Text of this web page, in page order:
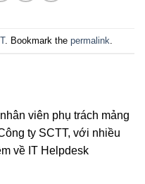
. Bookmark the permalink
viên phụ trách mảng
ty SCTT, với nhiều
về IT Helpdesk